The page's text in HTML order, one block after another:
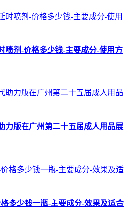
喷剂-价格多少钱-主要成分-使用方
力版在广州第二十五届成人用品展
多少钱一瓶-主要成分-效果及适合